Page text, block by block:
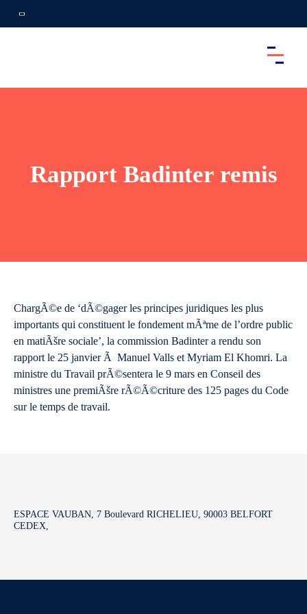
Rapport Badinter remis
ChargÃ©e de ‘dÃ©gager les principes juridiques les plus
importants qui constituent le fondement mÃªme de l’ordre public
en matiÃšre sociale’, la commission Badinter a rendu son
rapport le 25 janvier Ã Manuel Valls et Myriam El Khomri. La
ministre du Travail prÃ©sentera le 9 mars en Conseil des
ministres une premiÃšre rÃ©Ã©criture des 125 pages du Code
sur le temps de travail.
ESPACE VAUBAN, 7 Boulevard RICHELIEU, 90003 BELFORT
CEDEX,